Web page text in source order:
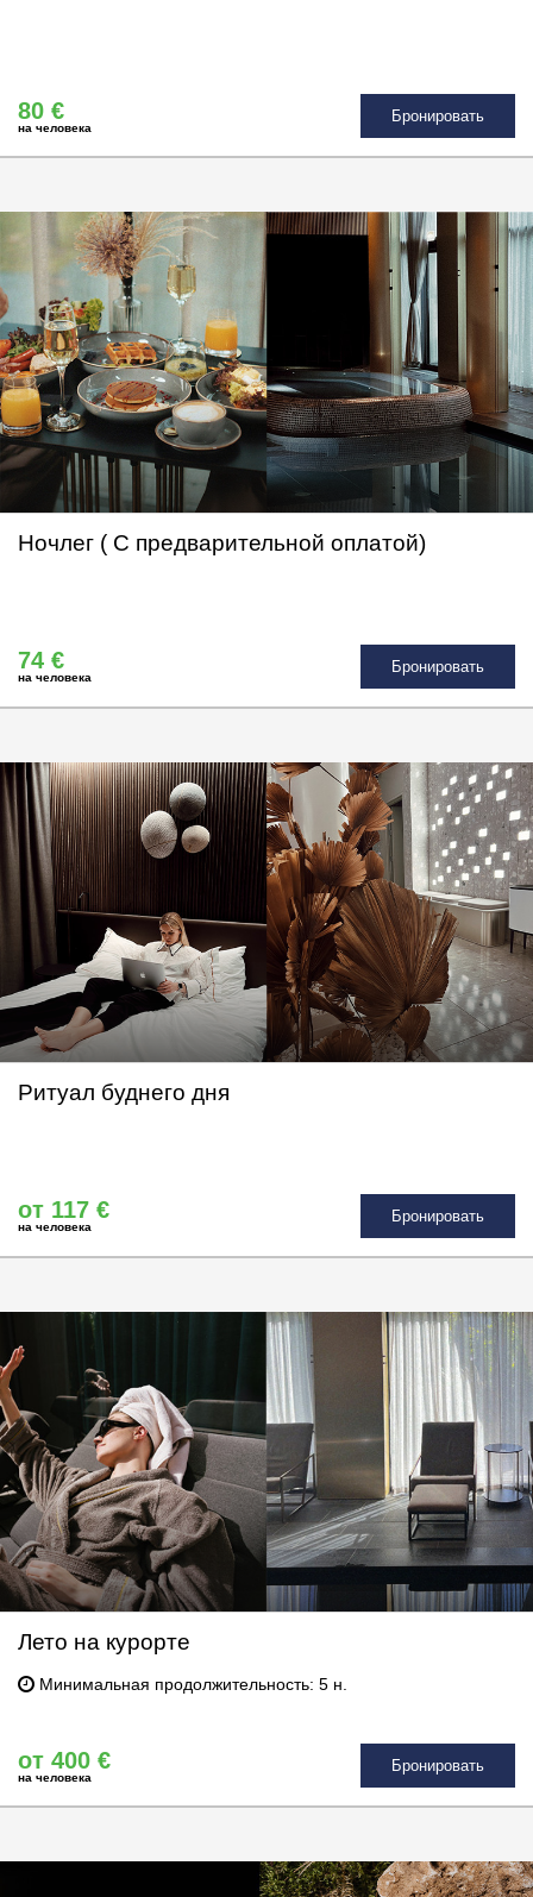
80 €
на человека
Бронировать
Ночлег ( С предварительной оплатой)
74 €
на человека
Бронировать
Ритуал буднего дня
от 117 €
на человека
Бронировать
Лето на курорте
Минимальная продолжительность: 5 н.
от 400 €
на человека
Бронировать